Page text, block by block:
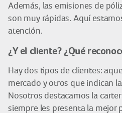
Además, las emisiones de
son muy rápidas. Aquí
atención.
¿Y el cliente? ¿Qué
Hay dos tipos de clientes:
mercado y otros que indican
Nosotros destacamos la
siempre les presenta la mejor